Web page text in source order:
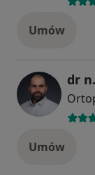
Umów
dr
Umów